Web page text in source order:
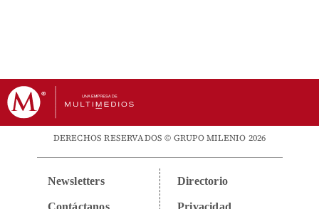
DERECHOS RESERVADOS © GRUPO MILENIO 2026
Newsletters
Contáctanos
Directorio
Privacidad